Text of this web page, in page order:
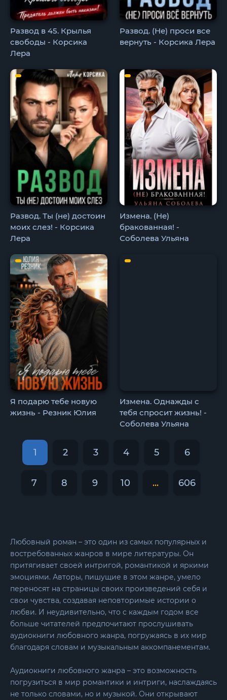
Развод в 45. Крылья
свободы - Корсика
Лера
Развод. (Не) проси все
вернуть - Корсика Лера
Развод. Ты (не) достоин
моих слез! - Корсика
Лера
Измена. (Не)
бракованная! -
Соболева Ульяна
Я подарю тебе новую
жизнь - Резник Юлия
Измена. Однажды с
тебя спросит жизнь! -
Соболева Ульяна
1 2 3 4 5 6
7 8 9 10 ... 606
Любовный роман – это один из самых популярных и
востребованных жанров в мире литературы. Он
притягивает своей интригой, романтикой и яркими
эмоциями. Авторы, пишущие в этом жанре, умело
переносят на страницы своих произведений себя и
свои чувства, создавая неповторимые истории о
любви. И неудивительно, что с каждым годом все
больше читателей предпочитают прослушивать
аудиокниги любовного жанра, погружаясь в их мир
благодаря словам и музыкальным аккомпанементам.
Аудиокниги любовного жанра – это возможность
погрузиться в мир романтики и интриги, наслаждаясь
не только словами, но и музыкой. Они открывают